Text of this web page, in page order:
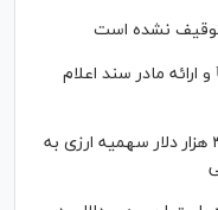
توقیف نشده است
جزئیات ثبت ادعا، تهیه نقشه UTM و ارائه مادر سند اعلام
جلوگیری از پرداخت ۳ میلیون و ۴۰۰ هزار دلار سهمیه ارزی به